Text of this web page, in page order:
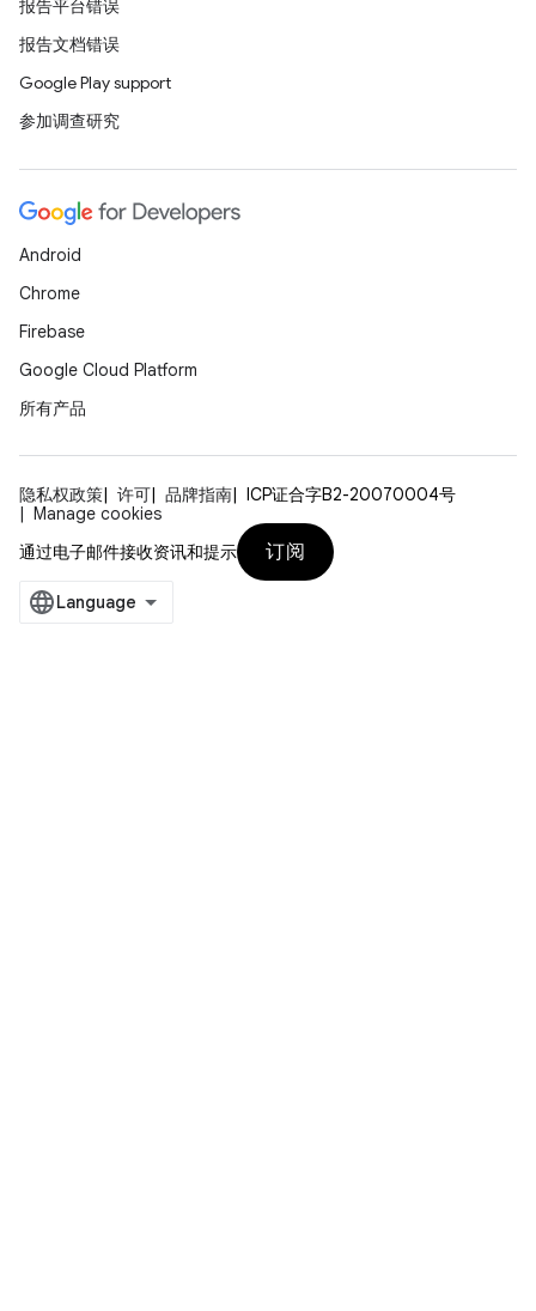
报告平台错误
报告文档错误
Google Play support
参加调查研究
Android
Chrome
Firebase
Google Cloud Platform
所有产品
隐私权政策 许可 品牌指南
ICP证合字B2-20070004号
Manage cookies
通过电子邮件接收资讯和提示
订阅